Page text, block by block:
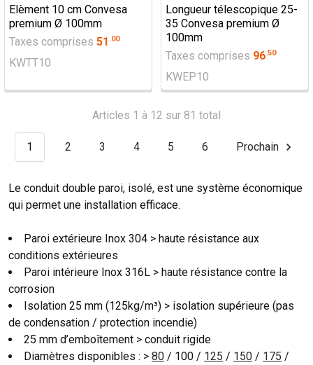
Elèment 10 cm Convesa
premium Ø 100mm
Taxes comprises 51 .00
KWTT10
Longueur télescopique 25-
35 Convesa premium Ø
100mm
Taxes comprises 96.50
KWEP10
Articles 1 à 12 sur 81 total
1 2 3 4 5 6 Prochain
Le conduit double paroi, isolé, est une système économique
qui permet une installation efficace.
Paroi extérieure Inox 304 > haute résistance aux
conditions extérieures
Paroi intérieure Inox 316L > haute résistance contre la
corrosion
Isolation 25 mm (125kg/m³) > isolation supérieure (pas
de condensation / protection incendie)
25 mm d’emboîtement > conduit rigide
Diamètres disponibles : > 80 / 100 / 125 / 150 / 175 /